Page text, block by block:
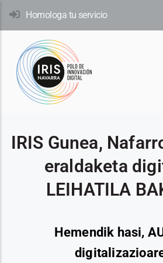
Skip
content
Homologa tu servicio
IRIS Gunea,
eraldaketa
LEIHATILA
Hemendik hasi,